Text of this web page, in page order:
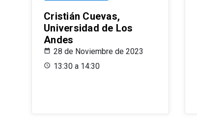
Cristián Cuevas,
Universidad de Los
Andes
28 de Noviembre de 2023
13:30 a 14:30